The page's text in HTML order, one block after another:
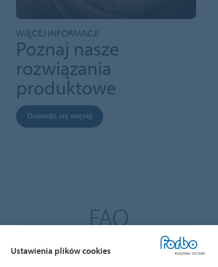
WIĘCEJ INFORMACJI
Poznaj nasze
rozwiązania
produktowe
Dowiedz się więcej
FAQ
Czy masz pytania na temat rozwoju produktu i
Ustawienia plików cookies